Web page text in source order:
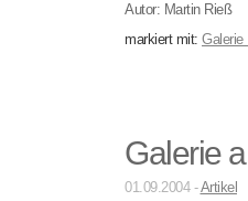
Autor: Martin Rieß
markiert mit: Galerie
Galerie
01.09.2004 -Artikel